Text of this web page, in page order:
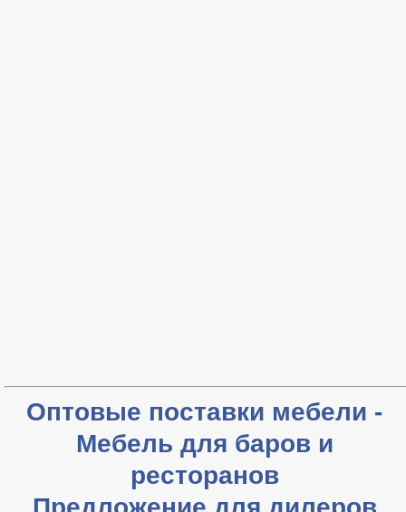
Оптовые поставки мебели -
Мебель для баров и
ресторанов